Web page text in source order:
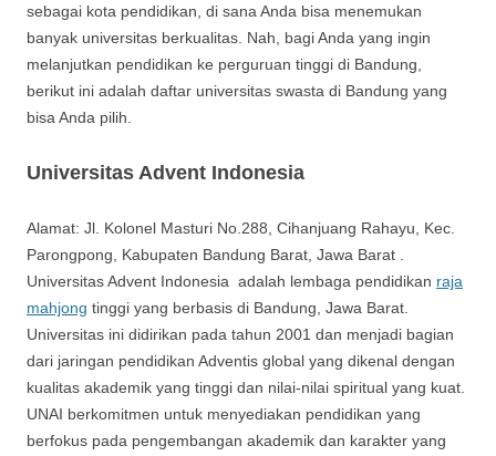
sebagai kota pendidikan, di sana Anda bisa menemukan
banyak universitas berkualitas. Nah, bagi Anda yang ingin
melanjutkan pendidikan ke perguruan tinggi di Bandung,
berikut ini adalah daftar universitas swasta di Bandung yang
bisa Anda pilih.
Universitas Advent Indonesia
Alamat: Jl. Kolonel Masturi No.288, Cihanjuang Rahayu, Kec.
Parongpong, Kabupaten Bandung Barat, Jawa Barat .
Universitas Advent Indonesia adalah lembaga pendidikan raja
mahjong tinggi yang berbasis di Bandung, Jawa Barat.
Universitas ini didirikan pada tahun 2001 dan menjadi bagian
dari jaringan pendidikan Adventis global yang dikenal dengan
kualitas akademik yang tinggi dan nilai-nilai spiritual yang kuat.
UNAI berkomitmen untuk menyediakan pendidikan yang
berfokus pada pengembangan akademik dan karakter yang